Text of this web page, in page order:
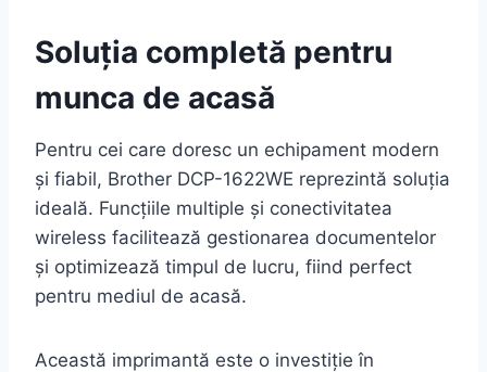
Soluția completă pentru
munca de acasă
Pentru cei care doresc un echipament modern
și fiabil, Brother DCP-1622WE reprezintă soluția
ideală. Funcțiile multiple și conectivitatea
wireless facilitează gestionarea documentelor
și optimizează timpul de lucru, fiind perfect
pentru mediul de acasă.
Această imprimantă este o investiție în